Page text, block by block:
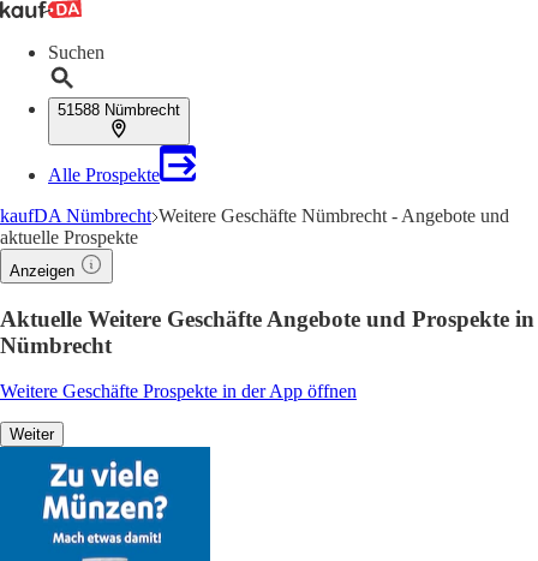
Suchen
51588 Nümbrecht
Alle Prospekte
kaufDA Nümbrecht Weitere Geschäfte Nümbrecht - Angebote und
aktuelle Prospekte
Anzeigen
Aktuelle Weitere Geschäfte Angebote und Prospekte in
Nümbrecht
Weitere Geschäfte Prospekte in der App öffnen
Weiter